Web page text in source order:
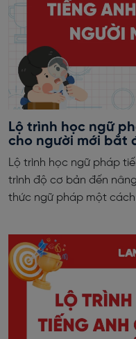
Lộ trình học ngữ
cho người mới bắt
Lộ trình học ngữ pháp
trình độ cơ bản đến
thức ngữ pháp một